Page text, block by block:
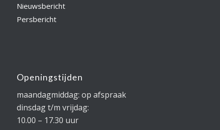
Nieuwsbericht
Persbericht
Openingstijden
maandagmiddag: op afspraak
dinsdag t/m vrijdag:
10.00 – 17.30 uur